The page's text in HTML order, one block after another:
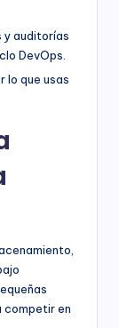
y auditorías
DevOps.
lo que usas
competir en